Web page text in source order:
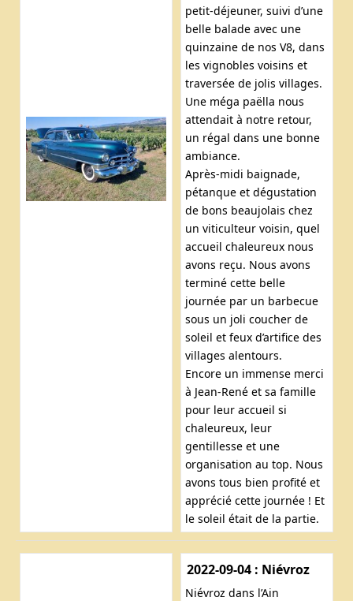
petit-déjeuner, suivi d’une
belle balade avec une
quinzaine de nos V8, dans
les vignobles voisins et
traversée de jolis villages.
Une méga paëlla nous
attendait à notre retour,
un régal dans une bonne
ambiance.
Après-midi baignade,
pétanque et dégustation
de bons beaujolais chez
un viticulteur voisin, quel
accueil chaleureux nous
avons reçu. Nous avons
terminé cette belle
journée par un barbecue
sous un joli coucher de
soleil et feux d’artifice des
villages alentours.
Encore un immense merci
à Jean-René et sa famille
pour leur accueil si
chaleureux, leur
gentillesse et une
organisation au top. Nous
avons tous bien profité et
apprécié cette journée ! Et
le soleil était de la partie.
2022-09-04 : Niévroz
Niévroz dans l’Ain